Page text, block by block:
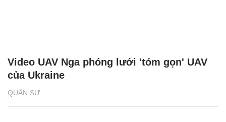
QUÂN SỰ
Video UAV Nga phóng lưới 'tóm gọn' UAV
của Ukraine